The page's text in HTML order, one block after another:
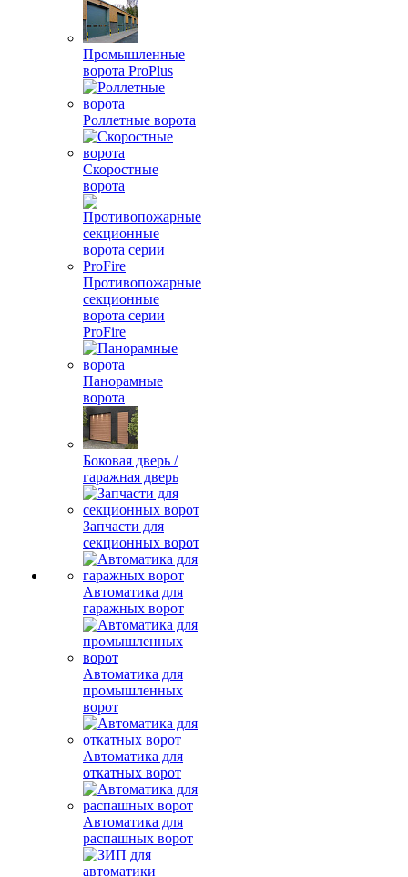
Промышленные
ворота ProPlus
Роллетные ворота
Скоростные
ворота
Противопожарные
секционные
ворота серии
ProFire
Панорамные
ворота
Боковая дверь /
гаражная дверь
Запчасти для
секционных ворот
Автоматика для
гаражных ворот
Автоматика для
промышленных
ворот
Автоматика для
откатных ворот
Автоматика для
распашных ворот